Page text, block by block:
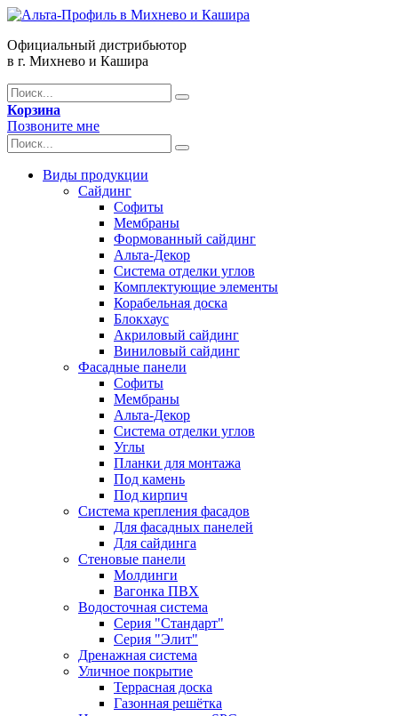
Официальный дистрибьютор
в г. Михнево и Кашира
Корзина
Позвоните мне
Виды продукции
Сайдинг
Софиты
Мембраны
Формованный сайдинг
Альта-Декор
Система отделки углов
Комплектующие элементы
Корабельная доска
Блокхаус
Акриловый сайдинг
Виниловый сайдинг
Фасадные панели
Софиты
Мембраны
Альта-Декор
Система отделки углов
Углы
Планки для монтажа
Под камень
Под кирпич
Система крепления фасадов
Для фасадных панелей
Для сайдинга
Стеновые панели
Молдинги
Вагонка ПВХ
Водосточная система
Серия "Стандарт"
Серия "Элит"
Дренажная система
Уличное покрытие
Террасная доска
Газонная решётка